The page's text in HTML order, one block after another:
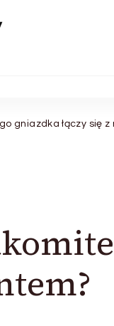
gniazdka łączy się